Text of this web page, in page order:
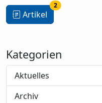
Artikel
2
Kategorien
Aktuelles
Archiv